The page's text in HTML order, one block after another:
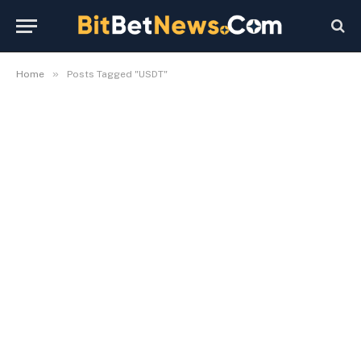
Home » Posts Tagged "USDT"